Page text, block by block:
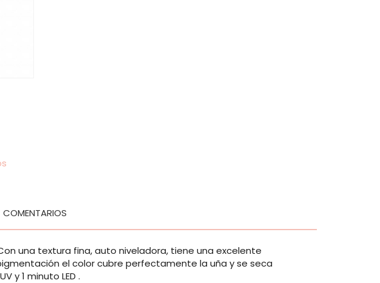
COMENTARIOS
una textura fina, auto niveladora, tiene una excelente
el color cubre perfectamente la uña y se seca
y 1 minuto LED .